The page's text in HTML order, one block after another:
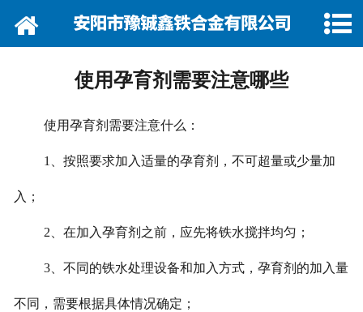
网站首页
产品行情
营销网络
使用孕育剂需要注意哪些
使用孕育剂需要注意什么：
1、按照要求加入适量的孕育剂，不可超量或少量加
入；
2、在加入孕育剂之前，应先将铁水搅拌均匀；
3、不同的铁水处理设备和加入方式，孕育剂的加入量
不同，需要根据具体情况确定；